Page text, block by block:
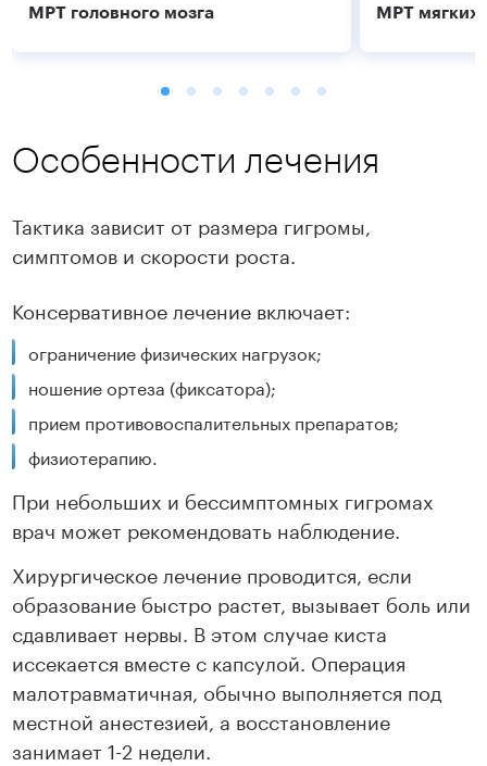
МРТ головного мозга МРТ мягких
Особенности лечения
Тактика зависит от размера гигромы,
симптомов и скорости роста.
Консервативное лечение включает:
ограничение физических нагрузок;
ношение ортеза (фиксатора);
прием противовоспалительных препаратов;
физиотерапию.
При небольших и бессимптомных гигромах
врач может рекомендовать наблюдение.
Хирургическое лечение проводится, если
образование быстро растет, вызывает боль или
сдавливает нервы. В этом случае киста
иссекается вместе с капсулой. Операция
малотравматичная, обычно выполняется под
местной анестезией, а восстановление
занимает 1-2 недели.